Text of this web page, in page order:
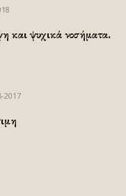
και ψυχικά νοσήματα.
2017